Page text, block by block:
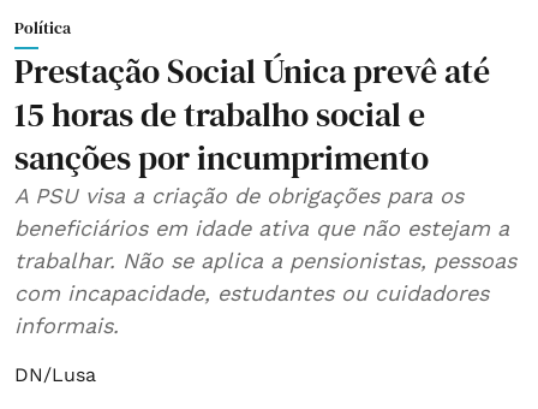
Política
Prestação Social Única prevê até
15 horas de trabalho social e
sanções por incumprimento
A PSU visa a criação de obrigações para os
beneficiários em idade ativa que não estejam a
trabalhar. Não se aplica a pensionistas, pessoas
com incapacidade, estudantes ou cuidadores
informais.
DN/Lusa